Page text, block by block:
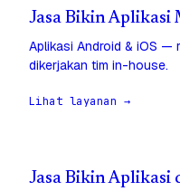
Jasa Bikin
Aplikasi Android & iOS —
dikerjakan tim in-house.
Lihat layanan →
Jasa Bikin Aplikasi